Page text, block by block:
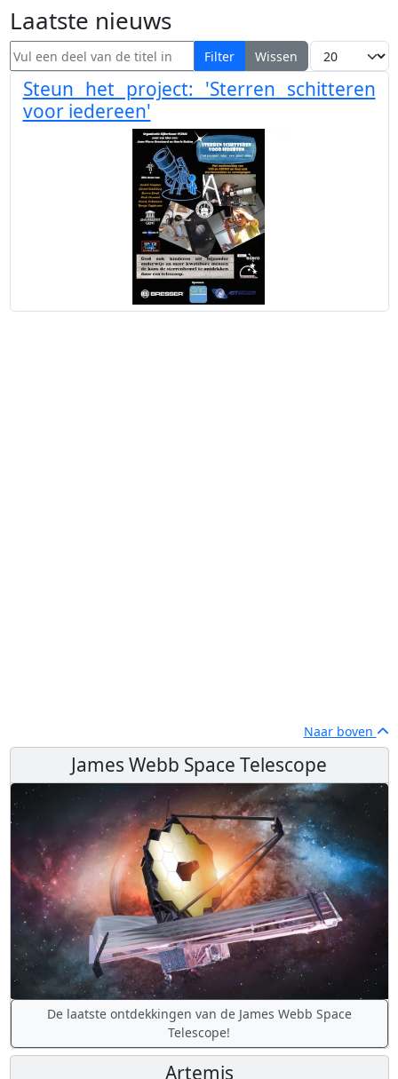
Laatste nieuws
Vul een deel van de titel in Filter Wissen Toon #
Steun het project: 'Sterren schitteren
voor iedereen'
Naar boven
James Webb Space Telescope
De laatste ontdekkingen van de James Webb Space
Telescope!
Artemis